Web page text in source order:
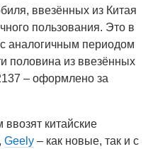
ввезённых из Китая
пользования. Это в
аналогичным периодом
половина из ввезённых
– оформлено за
китайские
Geely – как новые, так и с